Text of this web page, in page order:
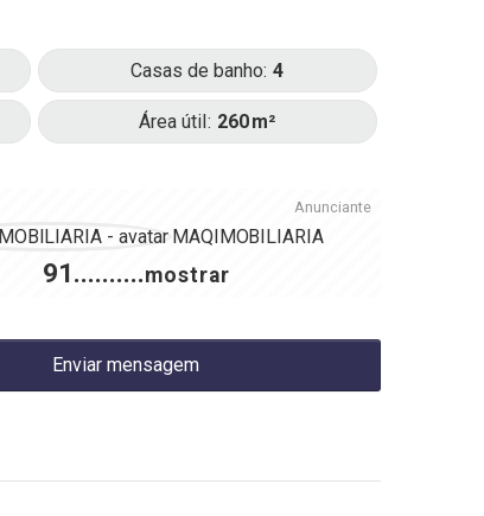
Casas de banho 4
Área útil 260
91..........mostrar
Anunciante
MAQIMOBILIARIA
Enviar mensagem